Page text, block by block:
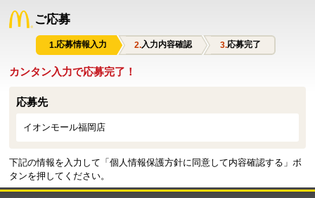
ご応募
応募情報入力 入力内容確認 応募完了
カンタン入力で応募完了！
応募先
イオンモール福岡店
下記の情報を入力して「個人情報保護方針に同意して内容確認する」ボ
タンを押してください。